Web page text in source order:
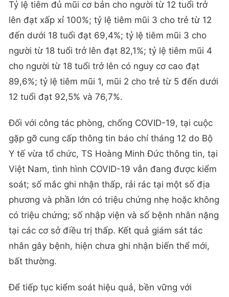
Tỷ lệ tiêm đủ mũi cơ bản cho người từ 12 tuổi trở
lên đạt xấp xỉ 100%; tỷ lệ tiêm mũi 3 cho trẻ từ 12
đến dưới 18 tuổi đạt 69,4%; tỷ lệ tiêm mũi 3 cho
người từ 18 tuổi trở lên đạt 82,1%; tỷ lệ tiêm mũi 4
cho người từ 18 tuổi trở lên có nguy cơ cao đạt
89,6%; tỷ lệ tiêm mũi 1, mũi 2 cho trẻ từ 5 đến dưới
12 tuổi đạt 92,5% và 76,7%.
Đối với công tác phòng, chống COVID-19, tại cuộc
gặp gỡ cung cấp thông tin báo chí tháng 12 do Bộ
Y tế vừa tổ chức, TS Hoàng Minh Đức thông tin, tại
Việt Nam, tình hình COVID-19 vẫn đang được kiểm
soát; số mắc ghi nhận thấp, rải rác tại một số địa
phương và phần lớn có triệu chứng nhẹ hoặc không
có triệu chứng; số nhập viện và số bệnh nhân nặng
tại các cơ sở điều trị thấp. Kết quả giám sát tác
nhân gây bệnh, hiện chưa ghi nhận biến thể mới,
bất thường.
Để tiếp tục kiểm soát hiệu quả, bền vững với